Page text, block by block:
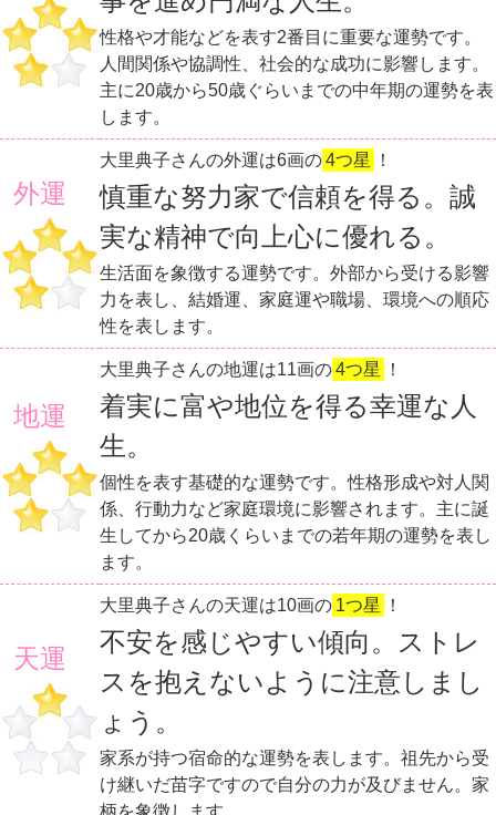
性格や才能などを表す2番目に重要な運勢です。
人間関係や協調性、社会的な成功に影響します。
主に20歳から50歳ぐらいまでの中年期の運勢を表
します。
外運
大里典子さんの外運は6画の4つ星 ！
慎重な努力家で信頼を得る。誠
実な精神で向上心に優れる。
生活面を象徴する運勢です。外部から受ける影響
力を表し、結婚運、家庭運や職場、環境への順応
性を表します。
地運
大里典子さんの地運は11画の4つ星 ！
着実に富や地位を得る幸運な人
生。
個性を表す基礎的な運勢です。性格形成や対人関
係、行動力など家庭環境に影響されます。主に誕
生してから20歳くらいまでの若年期の運勢を表し
ます。
天運
大里典子さんの天運は10画の 1つ星 ！
不安を感じやすい傾向。ストレ
スを抱えないように注意しまし
ょう。
家系が持つ宿命的な運勢を表します。祖先から受
け継いだ苗字ですので自分の力が及びません。家
柄を象徴します。